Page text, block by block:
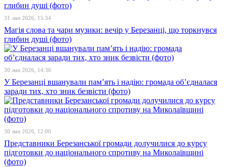
31 лип 2026, 15:34
Магія слова та чари музики: вечір у Березанці, що торкнувся
глибин душі (фото)
30 лип 2026, 14:36
У Березанці вшанували пам’ять і надію: громада об’єдналася
заради тих, хто зник безвісти (фото)
30 лип 2026, 12:00
Представники Березанської громади долучилися до курсу
підготовки до національного спротиву на Миколаївщині
(фото)